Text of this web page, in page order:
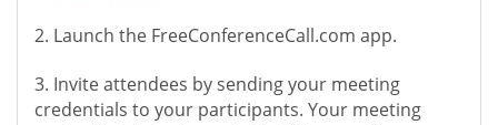
2. Launch the FreeConferenceCall.com app.
3. Invite attendees by sending your meeting
credentials to your participants. Your meeting